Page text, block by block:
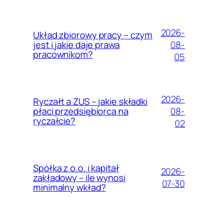
Układ zbiorowy pracy – czym
jest i jakie daje prawa
pracownikom?
2026-
08-
05
Ryczałt a ZUS – jakie składki
płaci przedsiębiorca na
ryczałcie?
2026-
08-
02
Spółka z o.o. i kapitał
zakładowy – ile wynosi
minimalny wkład?
2026-
07-30